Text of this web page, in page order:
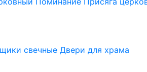
свечныеДвери для храма